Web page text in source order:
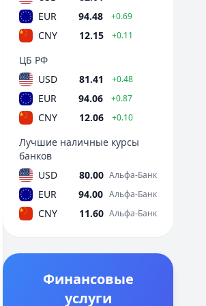
EUR 94.48 +0.69
CNY 12.15 +0.11
ЦБ РФ
USD
81.41 +0.48
EUR 94.06 +0.87
CNY 12.06 +0.10
Лучшие наличные курсы
банков
USD
80.00 Альфа-Банк
EUR 94.00 Альфа-Банк
CNY 11.60 Альфа-Банк
Финансовые
услуги